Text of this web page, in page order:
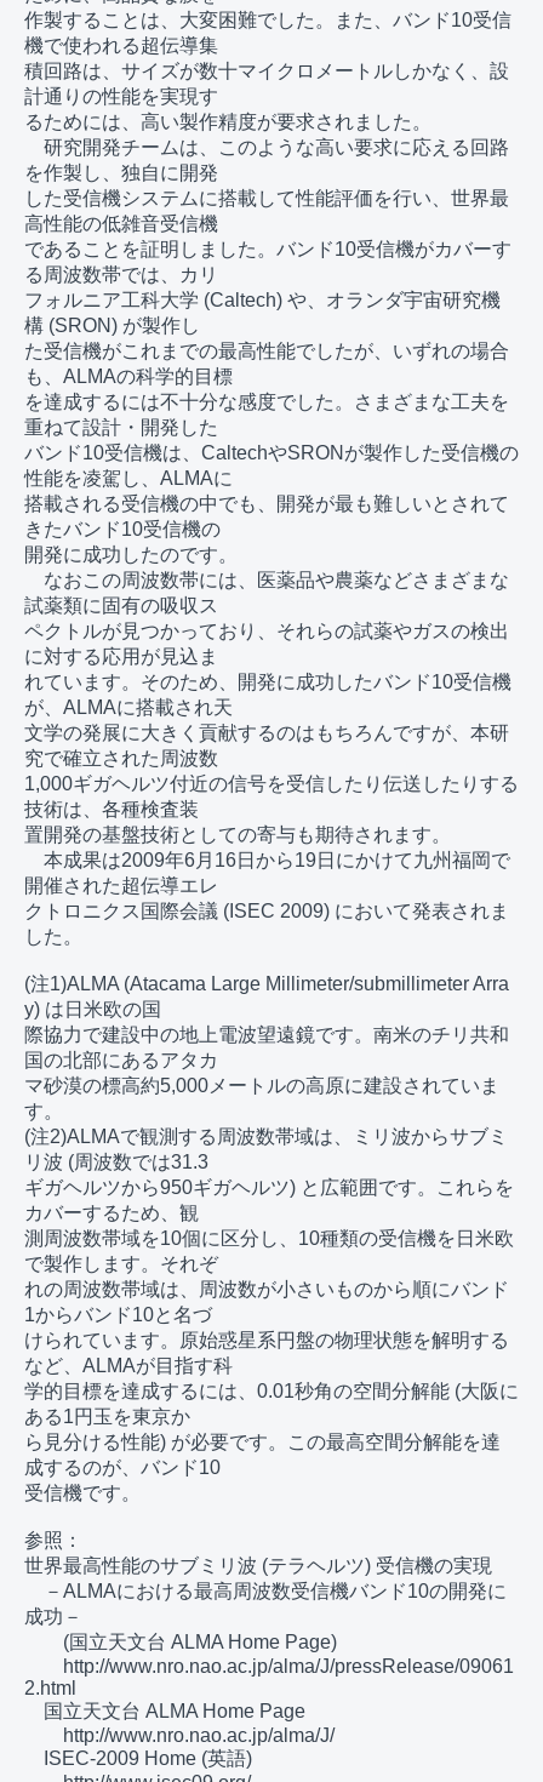
作製することは、大変困難でした。また、バンド10受信
機で使われる超伝導集
積回路は、サイズが数十マイクロメートルしかなく、設
計通りの性能を実現す
るためには、高い製作精度が要求されました。
研究開発チームは、このような高い要求に応える回路
を作製し、独自に開発
した受信機システムに搭載して性能評価を行い、世界最
高性能の低雑音受信機
であることを証明しました。バンド10受信機がカバーす
る周波数帯では、カリ
フォルニア工科大学 (Caltech) や、オランダ宇宙研究機
構 (SRON) が製作し
た受信機がこれまでの最高性能でしたが、いずれの場合
も、ALMAの科学的目標
を達成するには不十分な感度でした。さまざまな工夫を
重ねて設計・開発した
バンド10受信機は、CaltechやSRONが製作した受信機の
性能を凌駕し、ALMAに
搭載される受信機の中でも、開発が最も難しいとされて
きたバンド10受信機の
開発に成功したのです。
なおこの周波数帯には、医薬品や農薬などさまざまな
試薬類に固有の吸収ス
ペクトルが見つかっており、それらの試薬やガスの検出
に対する応用が見込ま
れています。そのため、開発に成功したバンド10受信機
が、ALMAに搭載され天
文学の発展に大きく貢献するのはもちろんですが、本研
究で確立された周波数
1,000ギガヘルツ付近の信号を受信したり伝送したりする
技術は、各種検査装
置開発の基盤技術としての寄与も期待されます。
本成果は2009年6月16日から19日にかけて九州福岡で
開催された超伝導エレ
クトロニクス国際会議 (ISEC 2009) において発表されま
した。
(注1)ALMA (Atacama Large Millimeter/submillimeter Arra
y) は日米欧の国
際協力で建設中の地上電波望遠鏡です。南米のチリ共和
国の北部にあるアタカ
マ砂漠の標高約5,000メートルの高原に建設されていま
す。
(注2)ALMAで観測する周波数帯域は、ミリ波からサブミ
リ波 (周波数では31.3
ギガヘルツから950ギガヘルツ) と広範囲です。これらを
カバーするため、観
測周波数帯域を10個に区分し、10種類の受信機を日米欧
で製作します。それぞ
れの周波数帯域は、周波数が小さいものから順にバンド
1からバンド10と名づ
けられています。原始惑星系円盤の物理状態を解明する
など、ALMAが目指す科
学的目標を達成するには、0.01秒角の空間分解能 (大阪に
ある1円玉を東京か
ら見分ける性能) が必要です。この最高空間分解能を達
成するのが、バンド10
受信機です。
参照：
世界最高性能のサブミリ波 (テラヘルツ) 受信機の実現
－ALMAにおける最高周波数受信機バンド10の開発に
成功－
(国立天文台 ALMA Home Page)
http://www.nro.nao.ac.jp/alma/J/pressRelease/09061
2.html
国立天文台 ALMA Home Page
http://www.nro.nao.ac.jp/alma/J/
ISEC-2009 Home (英語)